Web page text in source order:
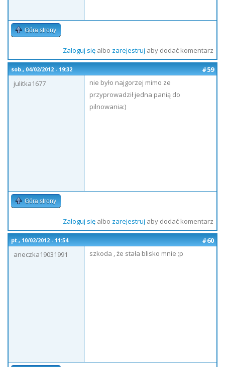
Góra strony
Zaloguj sięalbo zarejestruj aby dodać komentarz
sob., 04/02/2012 - 19:32
#59
julitka1677
nie było najgorzej mimo ze
przyprowadził jedna panią do
pilnowania:)
Góra strony
Zaloguj sięalbo zarejestruj aby dodać komentarz
pt., 10/02/2012 - 11:54
#60
aneczka19031991
szkoda , że stała blisko mnie ;p